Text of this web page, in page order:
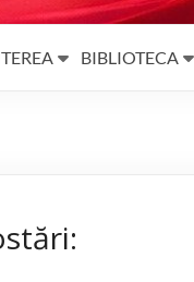
BIBLIOTECA